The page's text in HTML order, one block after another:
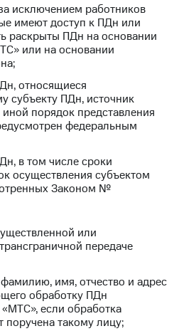
исключением работников
имеют доступ к ПДн или
раскрыты ПДн на основании
или на основании
относящиеся
субъекту ПДн, источник
порядок представления
федеральным
в том числе сроки
осуществления субъектом
Законом №
или
передаче
имя, отчество и адрес
обработку ПДн
если обработка
поручена такому лицу;